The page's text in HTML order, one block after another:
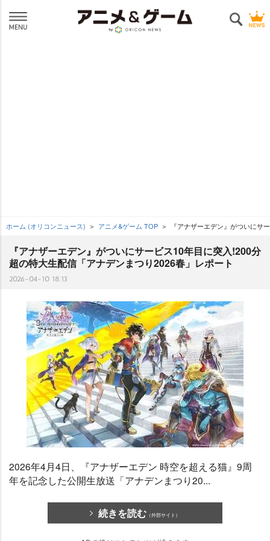
ホーム (オリコンニュース) アニメ&ゲーム TOP 『アナザーエデン』がついにサ
『アナザーエデン』がついにサービス10年目に突入!200分
超の特大生配信「アナデンまつり2026春」レポート
2026-04-10 18:13
2026年4月4日、『アナザーエデン 時空を超える猫』9周
年を記念した公開生放送「アナデンまつり20...
続きを読む （外部サイト）